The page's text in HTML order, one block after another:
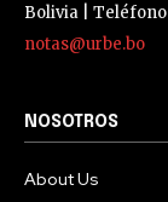
Bolivia | Teléfono
notas@urbe.bo
NOSOTROS
About Us